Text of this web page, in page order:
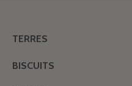
TERRES
BISCUITS